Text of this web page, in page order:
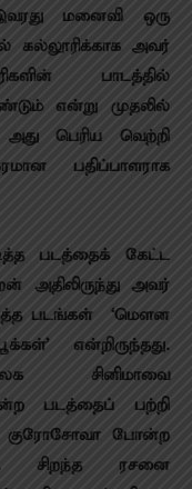
மனைவி ஒரு
கல்லூரிக்காக அவர்
பாடத்தில்
என்று முதலில்
பெரிய வெற்றி
பதிப்பாளராக
படத்தைக் கேட்ட
அதிலிருந்து அவர்
படங்கள் ‘மௌன
என்றிருந்தது.
சினிமாவை
என்ற படத்தைப் பற்றி
குரோசோவா போன்ற
சிறந்த ரசனை